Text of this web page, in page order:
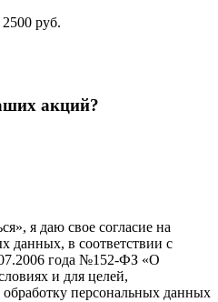
руб.
акций?
я даю свое согласие на
данных, в соответствии с
года №152-ФЗ «О
и для целей,
персональных данных